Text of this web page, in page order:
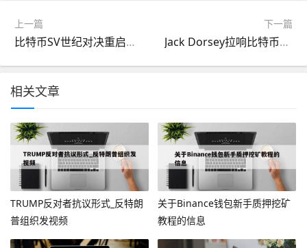
上一篇
比特币SV世纪对决重启：投资者祭出法律核武器，币安下架暗战升级撼动加密霸权
下一篇
Jack Dorsey拉响比特币百万美元末日警钟：推特创始人的警告竟是牛市最后逃生舱？
相关文章
TRUMP反对者抗议形式_反特朗
普组织发视频
关于Binance钱包新手质押挖矿
教程的信息